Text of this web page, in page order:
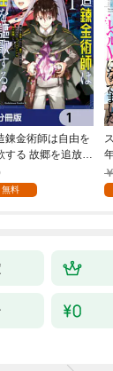
錬金術師は自由を
する 故郷を追放さ
ら、魔王のお膝元
絶効果のマジック
無料